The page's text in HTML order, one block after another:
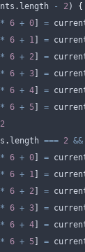
. length - 2 ) {
* 6 + 0] =
* 6 + 1 ] =
* 6 + 2 ] =
* 6 + 3] =
* 6 + 4] =
* 6 + 5] =
2
. length === 2 &&
* 6 + 0] =
* 6 + 1 ] =
* 6 + 2 ] =
* 6 + 3] =
* 6 + 4] =
* 6 + 5] =